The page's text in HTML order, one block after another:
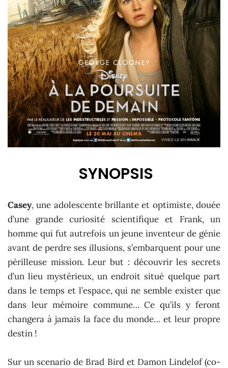
SYNOPSIS
Casey, une adolescente brillante et optimiste, douée
d’une grande curiosité scientifique et Frank, un
homme qui fut autrefois un jeune inventeur de génie
avant de perdre ses illusions, s’embarquent pour une
périlleuse mission. Leur but : découvrir les secrets
d’un lieu mystérieux, un endroit situé quelque part
dans le temps et l’espace, qui ne semble exister que
dans leur mémoire commune… Ce qu’ils y feront
changera à jamais la face du monde… et leur propre
destin !
Sur un scenario de Brad Bird et Damon Lindelof (co-